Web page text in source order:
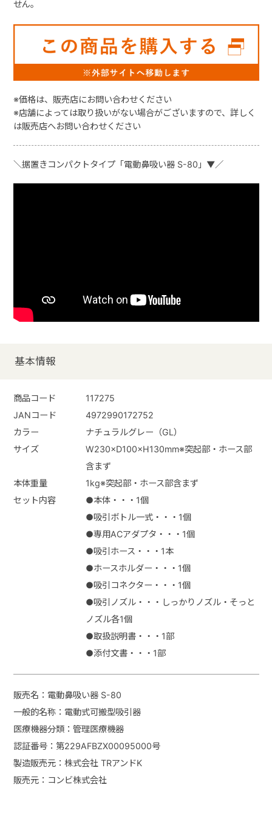
せん。
※価格は、販売店にお問い合わせください
※店舗によっては取り扱いがない場合がございますので、詳しく
は販売店へお問い合わせください
＼据置きコンパクトタイプ「電動鼻吸い器 S-80」▼／
基本情報
商品コード
117275
JANコード
4972990172752
カラー
ナチュラルグレー（GL）
サイズ
W230×D100×H130mm※突起部・ホース部
含まず
本体重量
1kg※突起部・ホース部含まず
セット内容
●本体・・・1個
●吸引ボトル一式・・・1個
●専用ACアダプタ・・・1個
●吸引ホース・・・1本
●ホースホルダー・・・1個
●吸引コネクター・・・1個
●吸引ノズル・・・しっかりノズル・そっと
ノズル各1個
●取扱説明書・・・1部
●添付文書・・・1部
販売名：電動鼻吸い器 S-80
一般的名称：電動式可搬型吸引器
医療機器分類：管理医療機器
認証番号：第229AFBZX00095000号
製造販売元：株式会社 TRアンドK
販売元：コンビ株式会社